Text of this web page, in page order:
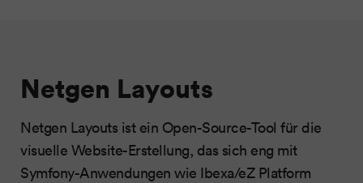
Netgen Layouts
Netgen Layouts ist ein Open-Source-Tool für die
visuelle Website-Erstellung, das sich eng mit
Symfony-Anwendungen wie Ibexa/eZ Platform